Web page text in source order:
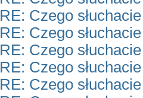
RE: Czego
RE: Czego
RE: Czego
RE: Czego
RE: Czego